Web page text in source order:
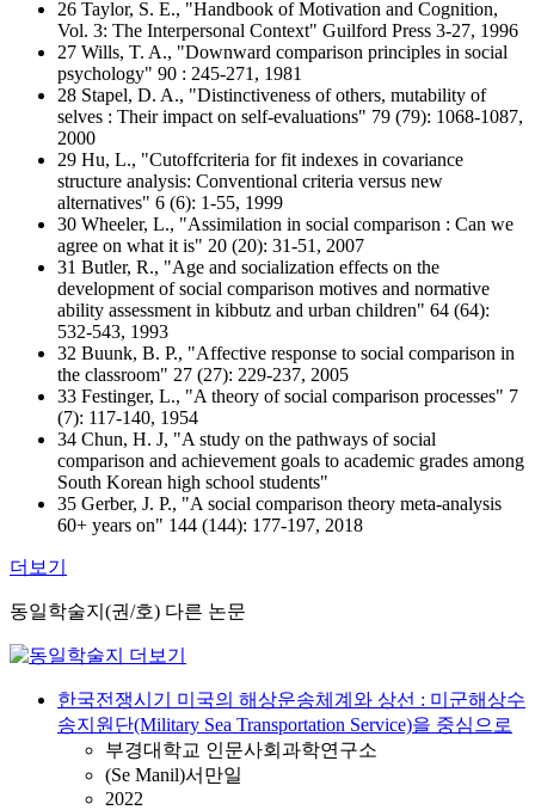
26 Taylor, S. E., "Handbook of Motivation and Cognition,
Vol. 3: The Interpersonal Context" Guilford Press 3-27, 1996
27 Wills, T. A., "Downward comparison principles in social
psychology" 90 : 245-271, 1981
28 Stapel, D. A., "Distinctiveness of others, mutability of
selves : Their impact on self-evaluations" 79 (79): 1068-1087,
2000
29 Hu, L., "Cutoffcriteria for fit indexes in covariance
structure analysis: Conventional criteria versus new
alternatives" 6 (6): 1-55, 1999
30 Wheeler, L., "Assimilation in social comparison : Can we
agree on what it is" 20 (20): 31-51, 2007
31 Butler, R., "Age and socialization effects on the
development of social comparison motives and normative
ability assessment in kibbutz and urban children" 64 (64):
532-543, 1993
32 Buunk, B. P., "Affective response to social comparison in
the classroom" 27 (27): 229-237, 2005
33 Festinger, L., "A theory of social comparison processes" 7
(7): 117-140, 1954
34 Chun, H. J, "A study on the pathways of social
comparison and achievement goals to academic grades among
South Korean high school students"
35 Gerber, J. P., "A social comparison theory meta-analysis
60+ years on" 144 (144): 177-197, 2018
더보기
동일학술지(권/호) 다른 논문
한국전쟁시기 미국의 해상운송체계와 상선 : 미군해상수
송지원단(Military Sea Transportation Service)을 중심으로
부경대학교 인문사회과학연구소
(Se Manil)서만일
2022